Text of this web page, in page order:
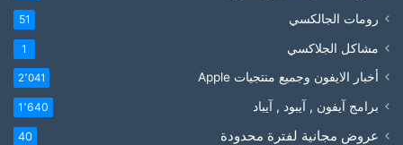
رومات الجالكسي 51
مشاكل الجلاكسي 1
أخبار الايفون وجميع منتجيات Apple 2٬041
برامج آيفون , آيبود , آيباد 1٬640
عروض مجانية لفترة محدودة 40